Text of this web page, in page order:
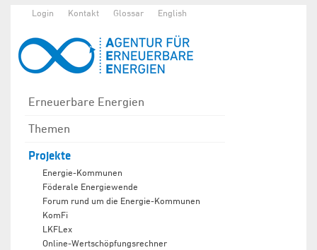
Login Kontakt Glossar English
Erneuerbare Energien
Themen
Projekte
Energie-Kommunen
Föderale Energiewende
Forum rund um die Energie-Kommunen
KomFi
LKFLex
Online-Wertschöpfungsrechner